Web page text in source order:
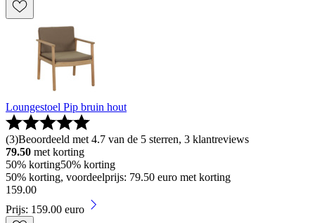
Loungestoel Pip bruin hout
(3)Beoordeeld met 4.7 van de 5 sterren, 3 klantreviews
79.50 met korting
50% korting50% korting
50% korting, voordeelprijs: 79.50 euro met korting
159.00
Prijs: 159.00 euro